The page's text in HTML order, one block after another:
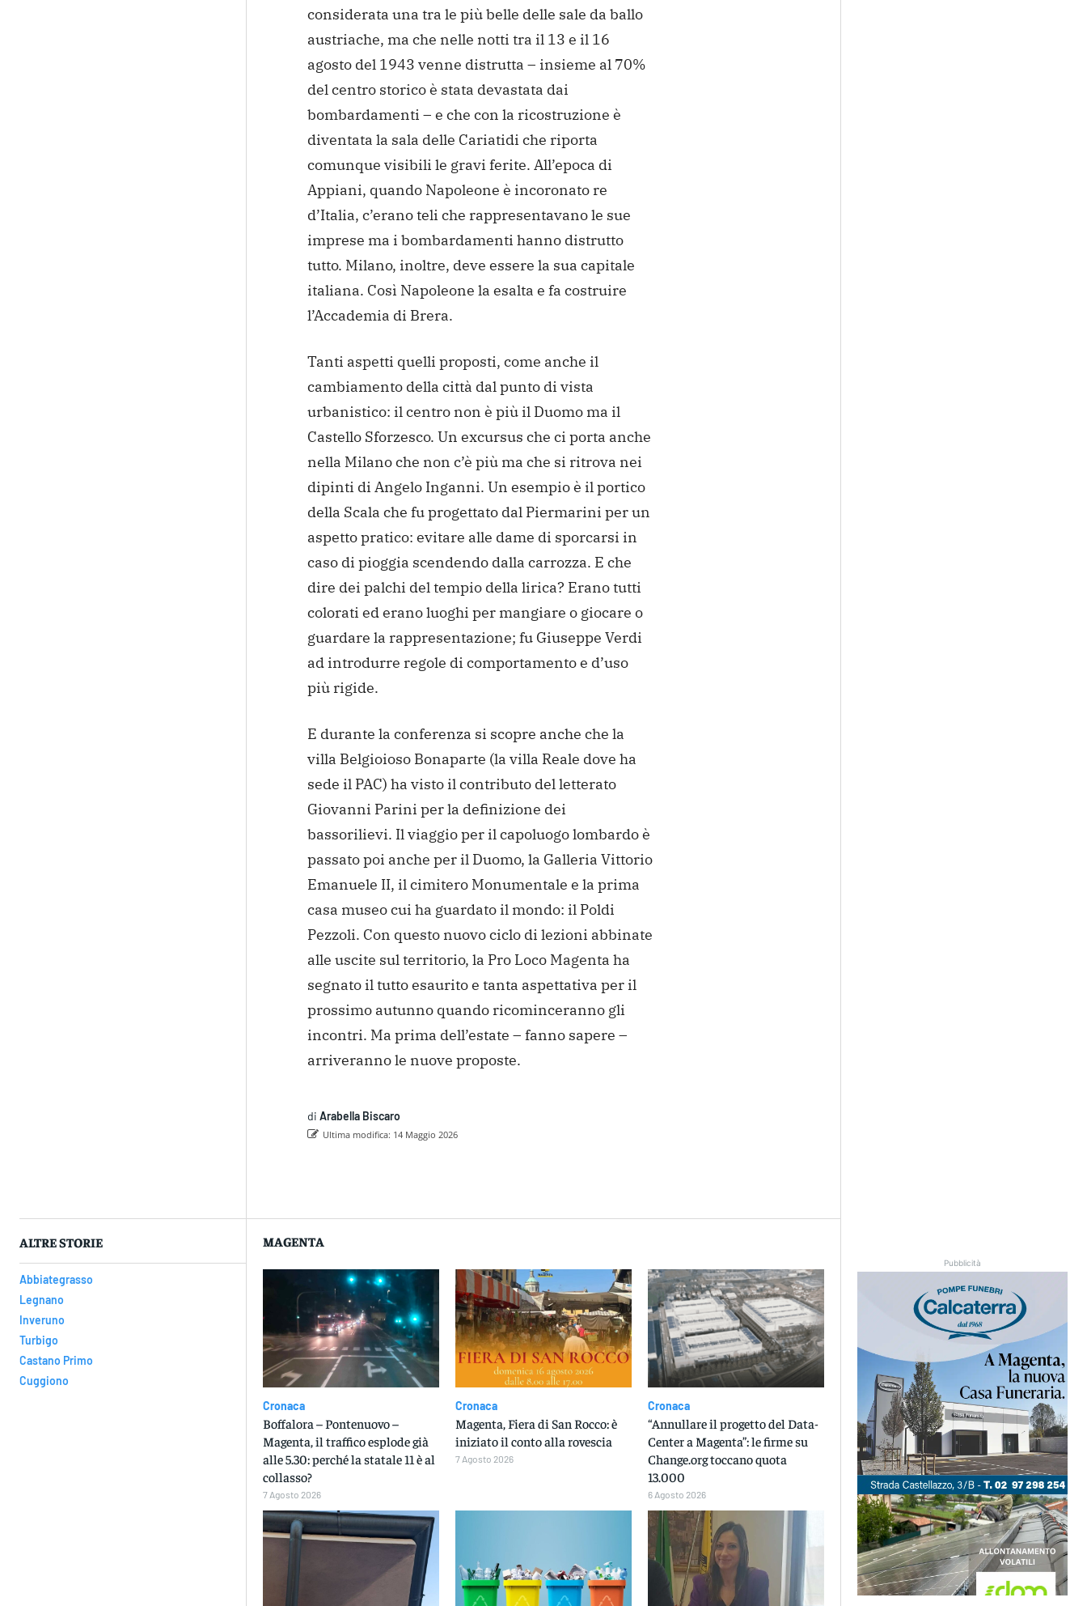
considerata una tra le più belle delle sale da ballo
austriache, ma che nelle notti tra il 13 e il 16
agosto del 1943 venne distrutta – insieme al 70%
del centro storico è stata devastata dai
bombardamenti – e che con la ricostruzione è
diventata la sala delle Cariatidi che riporta
comunque visibili le gravi ferite. All’epoca di
Appiani, quando Napoleone è incoronato re
d’Italia, c’erano teli che rappresentavano le sue
imprese ma i bombardamenti hanno distrutto
tutto. Milano, inoltre, deve essere la sua capitale
italiana. Così Napoleone la esalta e fa costruire
l’Accademia di Brera.
Tanti aspetti quelli proposti, come anche il
cambiamento della città dal punto di vista
urbanistico: il centro non è più il Duomo ma il
Castello Sforzesco. Un excursus che ci porta anche
nella Milano che non c’è più ma che si ritrova nei
dipinti di Angelo Inganni. Un esempio è il portico
della Scala che fu progettato dal Piermarini per un
aspetto pratico: evitare alle dame di sporcarsi in
caso di pioggia scendendo dalla carrozza. E che
dire dei palchi del tempio della lirica? Erano tutti
colorati ed erano luoghi per mangiare o giocare o
guardare la rappresentazione; fu Giuseppe Verdi
ad introdurre regole di comportamento e d’uso
più rigide.
E durante la conferenza si scopre anche che la
villa Belgioioso Bonaparte (la villa Reale dove ha
sede il PAC) ha visto il contributo del letterato
Giovanni Parini per la definizione dei
bassorilievi. Il viaggio per il capoluogo lombardo è
passato poi anche per il Duomo, la Galleria Vittorio
Emanuele II, il cimitero Monumentale e la prima
casa museo cui ha guardato il mondo: il Poldi
Pezzoli. Con questo nuovo ciclo di lezioni abbinate
alle uscite sul territorio, la Pro Loco Magenta ha
segnato il tutto esaurito e tanta aspettativa per il
prossimo autunno quando ricominceranno gli
incontri. Ma prima dell’estate – fanno sapere –
arriveranno le nuove proposte.
di Arabella Biscaro
Ultima modifica: 14 Maggio 2026
ALTRE STORIE
Abbiategrasso
Legnano
Inveruno
Turbigo
Castano Primo
Cuggiono
MAGENTA
Cronaca
Boffalora – Pontenuovo –
Magenta, il traffico esplode già
alle 5.30: perché la statale 11 è al
collasso?
7 Agosto 2026
Cronaca
Magenta, Fiera di San Rocco: è
iniziato il conto alla rovescia
7 Agosto 2026
Cronaca
“Annullare il progetto del Data-
Center a Magenta”: le firme su
Change.org toccano quota
13.000
6 Agosto 2026
Pubblicità